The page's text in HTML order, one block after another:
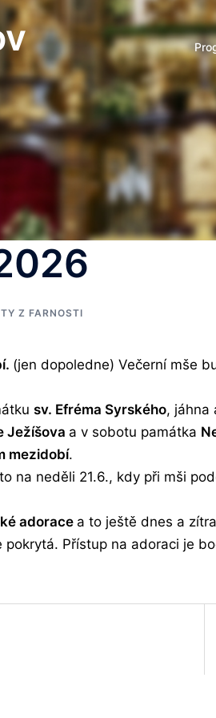
Z FARNOSTI
(jen dopoledne) Večerní mše
sv. Efréma Syrského, jáhna
Ježíšova a v sobotu památka
mezidobí.
na neděli 21.6., kdy při mši
adorace a to ještě dnes a
Přístup na adoraci je